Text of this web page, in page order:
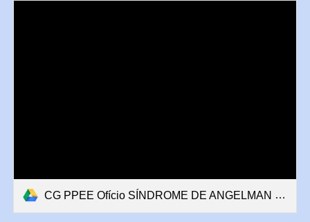
CG PPEE Ofício SÍNDROME DE ANGELMAN RELATÓRIO FAMÍLIAS (2).pdf